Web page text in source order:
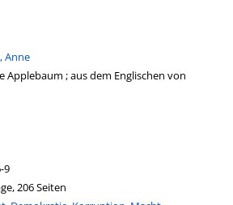
Verfasser
Anne
Applebaum ; aus dem Englischen von
öffnen
dieser Systematik
9
206 Seiten